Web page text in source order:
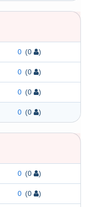
0 (0 )
0 (0 )
0 (0 )
0 (0 )
0 (0 )
0 (0 )